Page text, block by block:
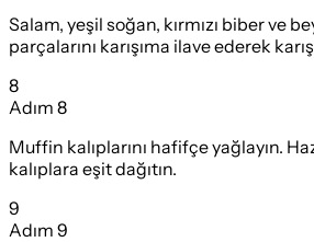
Salam, yeşil soğan, kırmızı biber ve
parçalarını karışıma ilave ederek
8
Adım 8
Muffin kalıplarını hafifçe yağlayın.
kalıplara eşit dağıtın.
9
Adım 9